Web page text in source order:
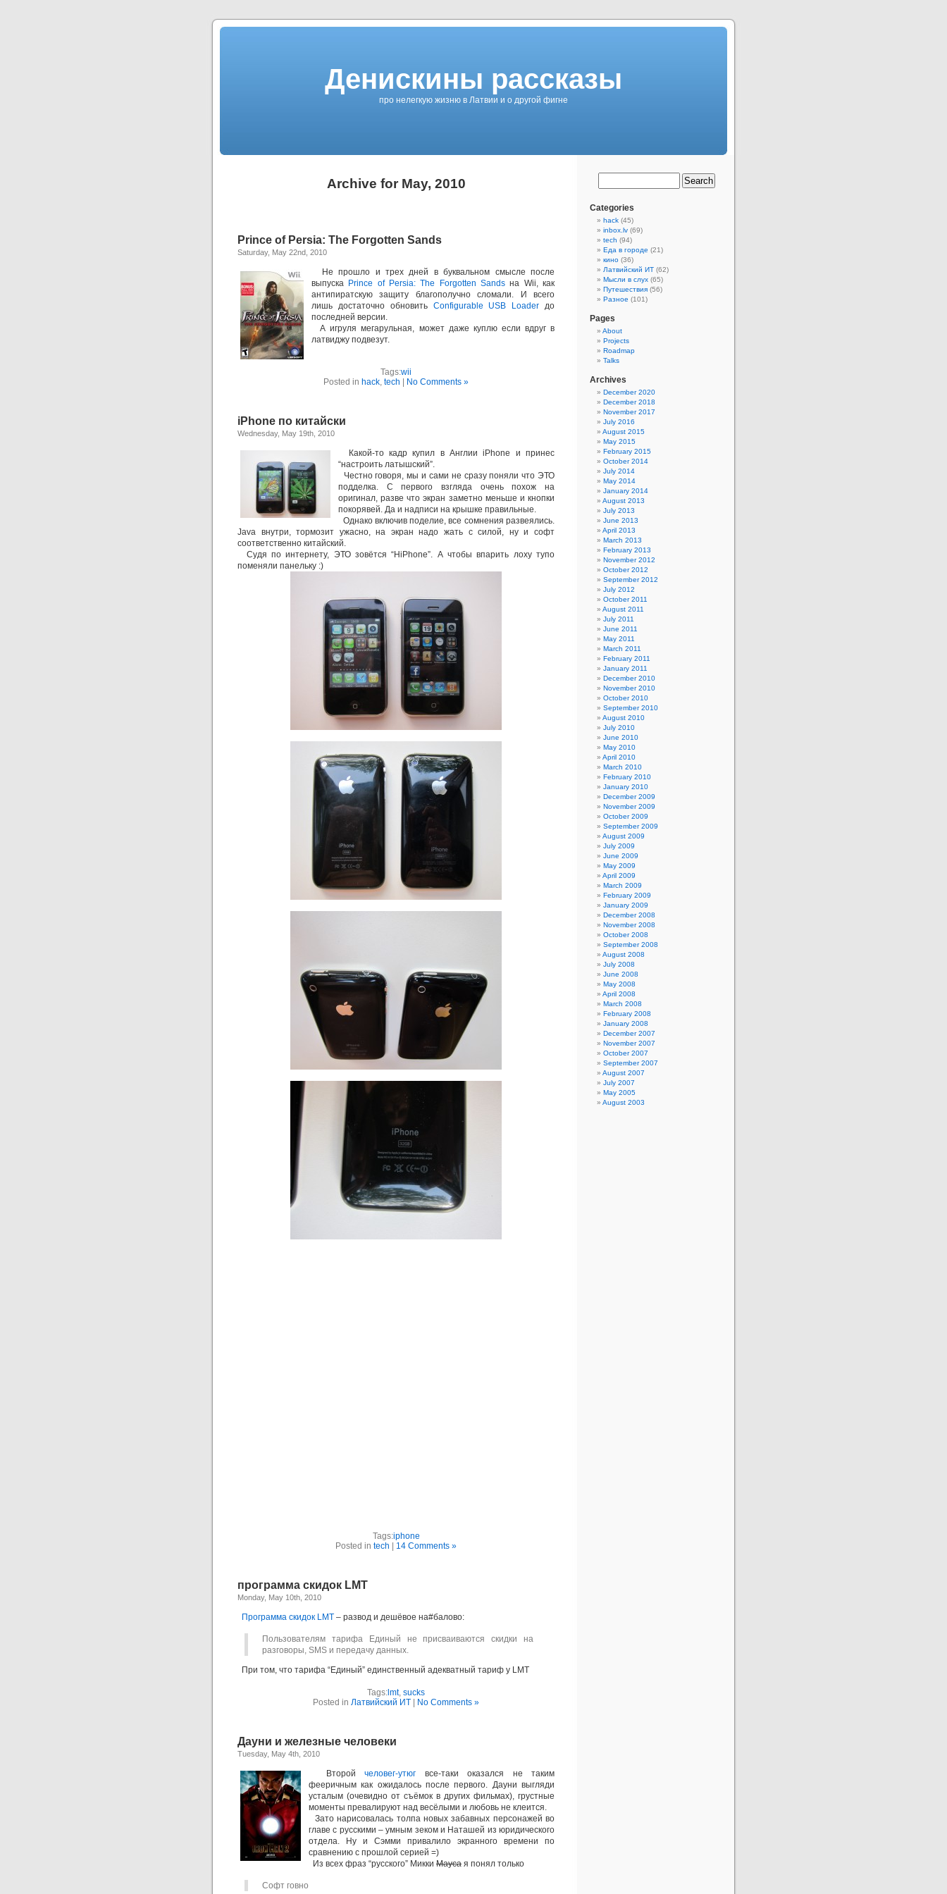
Денискины рассказы
про нелегкую жизню в Латвии и о другой фигне
Archive for May, 2010
Prince of Persia: The Forgotten Sands
Saturday, May 22nd, 2010
Не прошло и трех дней в буквальном смысле после
выпуска Prince of Persia: The Forgotten Sands на Wii, как
антипиратскую защиту благополучно сломали. И всего
лишь достаточно обновить Configurable USB Loader до
последней версии.
А игруля мегарульная, может даже куплю если вдруг в
латвиджу подвезут.
Tags:wii
Posted in hack, tech No Comments »
iPhone по китайски
Wednesday, May 19th, 2010
Какой-то кадр купил в Англии iPhone и принес
“настроить латышский”.
Честно говоря, мы и сами не сразу поняли что ЭТО
подделка. С первого взгляда очень похож на
оригинал, разве что экран заметно меньше и кнопки
покорявей. Да и надписи на крышке правильные.
Однако включив поделие, все сомнения развеялись.
Java внутри, тормозит ужасно, на экран надо жать с силой, ну и софт
соответственно китайский.
Судя по интернету, ЭТО зовётся “HiPhone”. А чтобы впарить лоху тупо
поменяли панельку :)
Tags:iphone
Posted in tech 14 Comments »
программа скидок LMT
Monday, May 10th, 2010
Программа скидок LMT – развод и дешёвое на#балово:
Пользователям тарифа Единый не присваиваются скидки на
разговоры, SMS и передачу данных.
При том, что тарифа “Единый” единственный адекватный тариф у LMT
Tags: lmt, sucks
Posted in Латвийский ИТ No Comments »
Дауни и железные человеки
Tuesday, May 4th, 2010
Второйчеловег-утюг все-таки оказался не таким
фееричным как ожидалось после первого. Дауни выгляди
усталым (очевидно от съёмок в других фильмах), грустные
моменты превалируют над весёлыми и любовь не клеится.
Зато нарисовалась толпа новых забавных персонажей во
главе с русскими – умным зеком и Наташей из юридического
отдела. Ну и Сэмми привалило экранного времени по
сравнению с прошлой серией =)
Из всех фраз “русского” Микки Мауса я понял только
Софт говно
Categories
hack (45)
inbox.lv (69)
tech (94)
Еда в городе (21)
кино (36)
Латвийский ИТ (62)
Мысли в слух (65)
Путешествия (56)
Разное (101)
Pages
About
Projects
Roadmap
Talks
Archives
December 2020
December 2018
November 2017
July 2016
August 2015
May 2015
February 2015
October 2014
July 2014
May 2014
January 2014
August 2013
July 2013
June 2013
April 2013
March 2013
February 2013
November 2012
October 2012
September 2012
July 2012
October 2011
August 2011
July 2011
June 2011
May 2011
March 2011
February 2011
January 2011
December 2010
November 2010
October 2010
September 2010
August 2010
July 2010
June 2010
May 2010
April 2010
March 2010
February 2010
January 2010
December 2009
November 2009
October 2009
September 2009
August 2009
July 2009
June 2009
May 2009
April 2009
March 2009
February 2009
January 2009
December 2008
November 2008
October 2008
September 2008
August 2008
July 2008
June 2008
May 2008
April 2008
March 2008
February 2008
January 2008
December 2007
November 2007
October 2007
September 2007
August 2007
July 2007
May 2005
August 2003